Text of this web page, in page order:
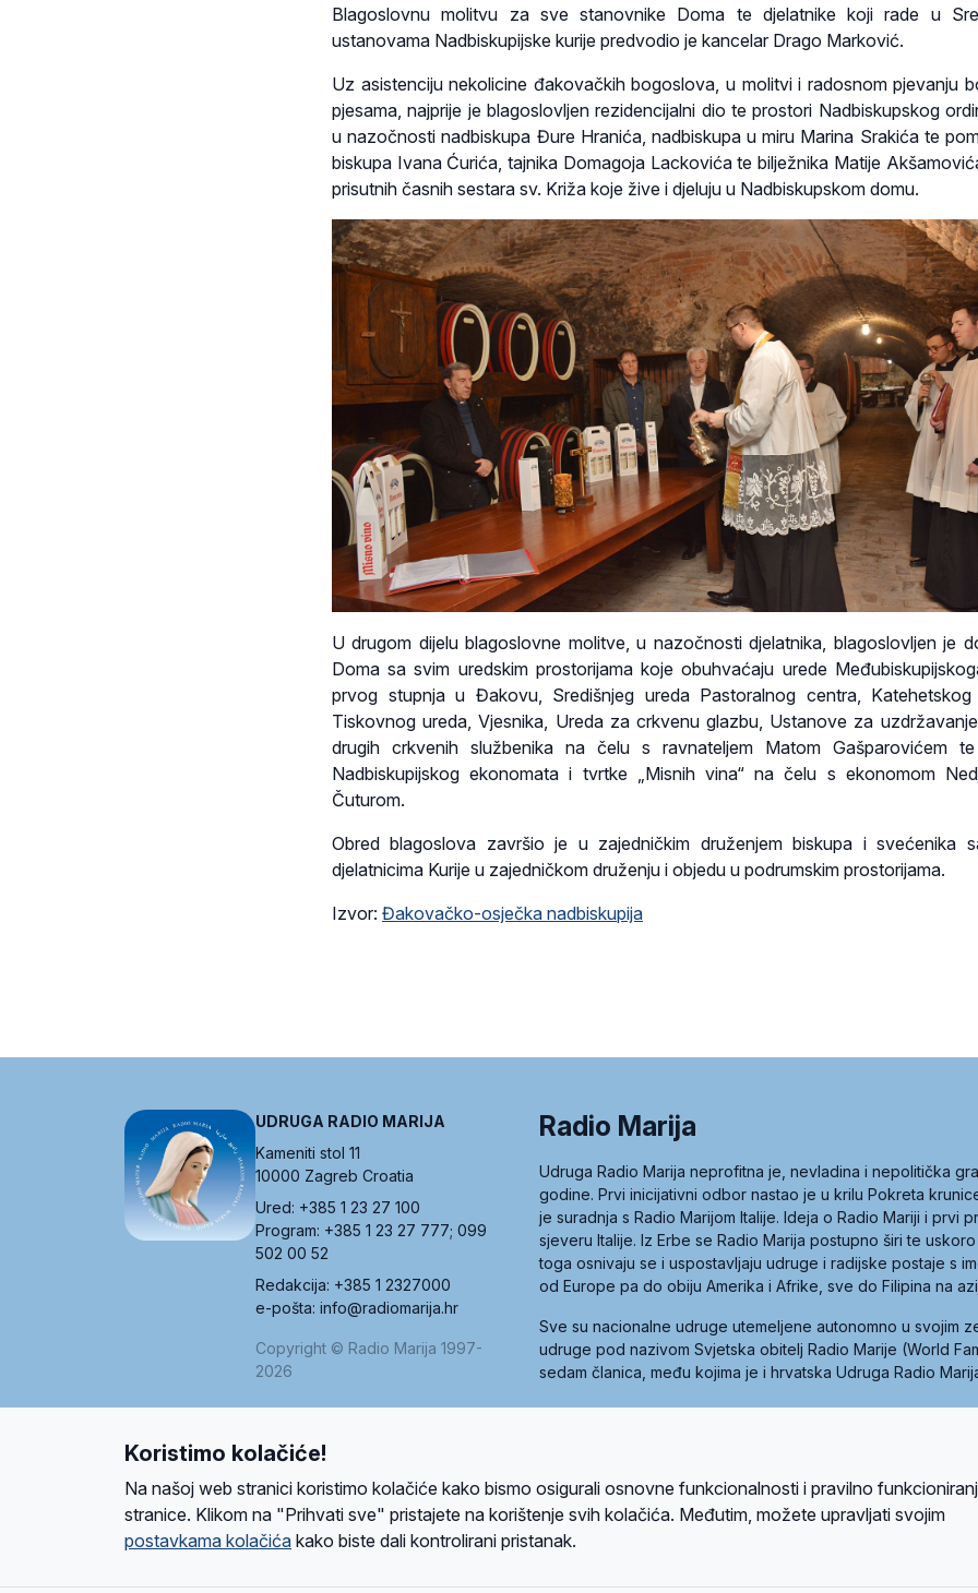
Blagoslovnu molitvu za sve stanovnike Doma te djelatnike koji rade u
ustanovama Nadbiskupijske kurije predvodio je kancelar Drago Marković.
Uz asistenciju nekolicine đakovačkih bogoslova, u molitvi i radosnom pjevanju
pjesama, najprije je blagoslovljen rezidencijalni dio te prostori Nadbiskupskog
u nazočnosti nadbiskupa Đure Hranića, nadbiskupa u miru Marina Srakića te
biskupa Ivana Ćurića, tajnika Domagoja Lackovića te bilježnika Matije
prisutnih časnih sestara sv. Križa koje žive i djeluju u Nadbiskupskom domu.
U drugom dijelu blagoslovne molitve, u nazočnosti djelatnika, blagoslovljen je
Doma sa svim uredskim prostorijama koje obuhvaćaju urede
prvog stupnja u Đakovu, Središnjeg ureda Pastoralnog centra, Katehetskog
Tiskovnog ureda, Vjesnika, Ureda za crkvenu glazbu, Ustanove za
drugih crkvenih službenika na čelu s ravnateljem Matom Gašparovićem
Nadbiskupijskog ekonomata i tvrtke „Misnih vina“ na čelu s ekonomom
Čuturom.
Obred blagoslova završio je u zajedničkim druženjem biskupa i svećenika
djelatnicima Kurije u zajedničkom druženju i objedu u podrumskim prostorijama.
Izvor: Đakovačko-osječka nadbiskupija
UDRUGA RADIO MARIJA
Kameniti stol 11
10000 Zagreb Croatia
Ured: +385 1 23 27 100
Program: +385 1 23 27 777; 099
502 00 52
Redakcija: +385 1 2327000
e-pošta: info@radiomarija.hr
Copyright © Radio Marija 1997-
2026
Radio Marija
Udruga Radio Marija neprofitna je, nevladina i nepolitička
godine. Prvi inicijativni odbor nastao je u krilu Pokreta
je suradnja s Radio Marijom Italije. Ideja o Radio Mariji i prvi
sjeveru Italije. Iz Erbe se Radio Marija postupno širi te
toga osnivaju se i uspostavljaju udruge i radijske postaje s
od Europe pa do obiju Amerika i Afrike, sve do Filipina na
Sve su nacionalne udruge utemeljene autonomno u svojim
udruge pod nazivom Svjetska obitelj Radio Marije (World
sedam članica, među kojima je i hrvatska Udruga Radio
Ova stranica je zaštićena Google reCAPTCHA sustavom
Koristimo kolačiće!
Na našoj web stranici koristimo kolačiće kako bismo osigurali osnovne funkcionalnosti i pravilno
stranice. Klikom na "Prihvati sve" pristajete na korištenje svih kolačića. Međutim, možete upravljati svojim
postavkama kolačića kako biste dali kontrolirani pristanak.